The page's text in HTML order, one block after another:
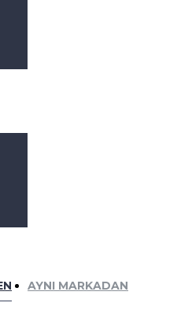
AYNI MARKADAN